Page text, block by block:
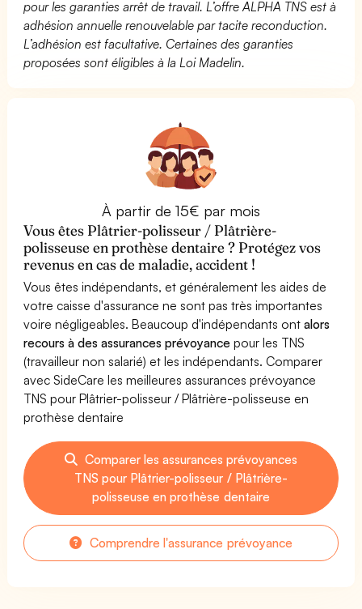
pour les garanties arrêt de travail. L’offre ALPHA TNS est à
adhésion annuelle renouvelable par tacite reconduction.
L’adhésion est facultative. Certaines des garanties
proposées sont éligibles à la Loi Madelin.
À partir de 15€ par mois
Vous êtes Plâtrier-polisseur / Plâtrière-
polisseuse en prothèse dentaire ? Protégez vos
revenus en cas de maladie, accident !
Vous êtes indépendants, et généralement les aides de
votre caisse d'assurance ne sont pas très importantes
voire négligeables. Beaucoup d'indépendants ontalors
recours à des assurances prévoyance pour les TNS
(travailleur non salarié) et les indépendants. Comparer
avec SideCare les meilleures assurances prévoyance
TNS pour Plâtrier-polisseur / Plâtrière-polisseuse en
prothèse dentaire
Comparer les assurances prévoyances
TNS pour Plâtrier-polisseur / Plâtrière-
polisseuse en prothèse dentaire
Comprendre l'assurance prévoyance